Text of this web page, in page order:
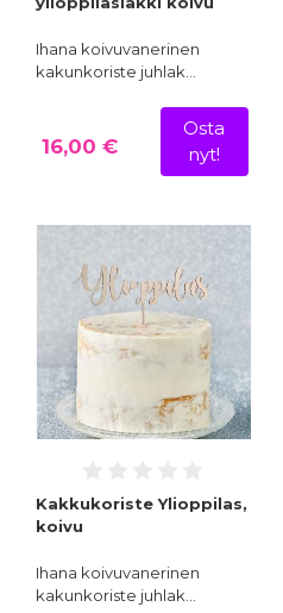
Ihana koivuvanerinen
kakunkoriste juhlak…
16,00 €
Osta
nyt!
Kakkukoriste Ylioppilas,
koivu
Ihana koivuvanerinen
kakunkoriste juhlak…